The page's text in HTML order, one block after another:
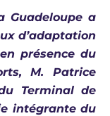
Guadeloupe a
d’adaptation
présence du
M. Patrice
Terminal de
intégrante du